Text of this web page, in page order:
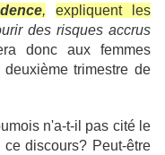
,
expliquent les
des risques accrus
donc aux femmes
trimestre de
n'a-t-il pas cité le
discours? Peut-être